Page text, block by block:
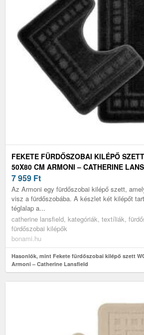
FEKETE FÜRDŐSZOBAI KILÉPŐ
50X80 CM ARMONI – CATHERINE
7 959 Ft
Az Armoni egy fürdőszobai kilépő szett,
visz a fürdőszobába. A készlet két kilépőt
téglalap a...
catherine lansfield, kategóriák, textíliák,
fürdőszobai kilépők
bonami.hu
Hasonlók, mint Fekete fürdőszobai kilépő szett
Armoni – Catherine Lansfield